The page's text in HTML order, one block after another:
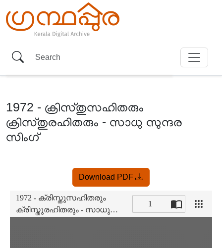
1972 - ക്രിസ്തുസഹിതരും
ക്രിസ്തുരഹിതരും - സാധു സുന്ദര
സിംഗ്
Download PDF